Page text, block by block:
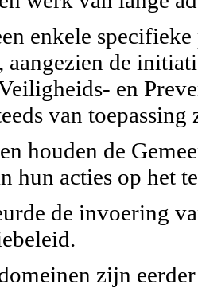
enkele
de
en
van toepassing
houden de
hun acties op het
de invoering
zijn